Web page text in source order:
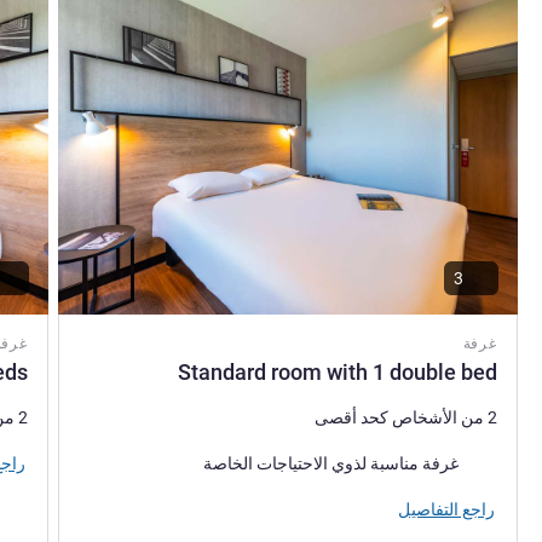
غرفة
Standard room with 1 double bed
2 من الأشخاص كحد أقصى
غرفة مناسبة لذوي الاحتياجات الخاصة
راجع التفاصيل
2 من الأشخاص كحد أقصى